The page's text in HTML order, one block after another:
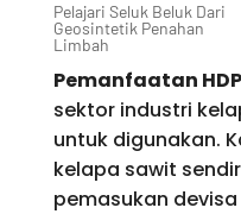
Pelajari Seluk Beluk Dari
Geosintetik Penahan
Limbah
Pemanfaatan
sektor industri
untuk digunakan.
kelapa sawit
pemasukan